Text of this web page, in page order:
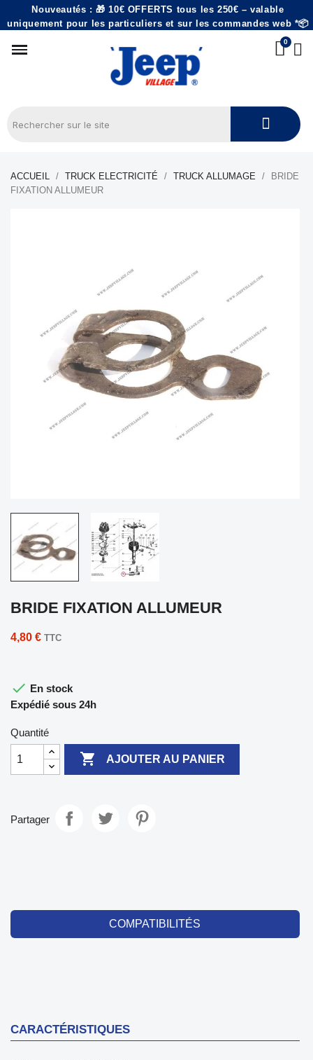
Nouveautés : 🎁 10€ OFFERTS tous les 250€ – valable
uniquement pour les particuliers et sur les commandes web *📦
ACCUEIL TRUCK ELECTRICITÉ TRUCK ALLUMAGE
BRIDE
FIXATION ALLUMEUR
BRIDE FIXATION ALLUMEUR
4,80 € TTC
 En stock
Expédié sous 24h
Quantité
 AJOUTER AU PANIER
Partager
COMPATIBILITÉS
CARACTÉRISTIQUES